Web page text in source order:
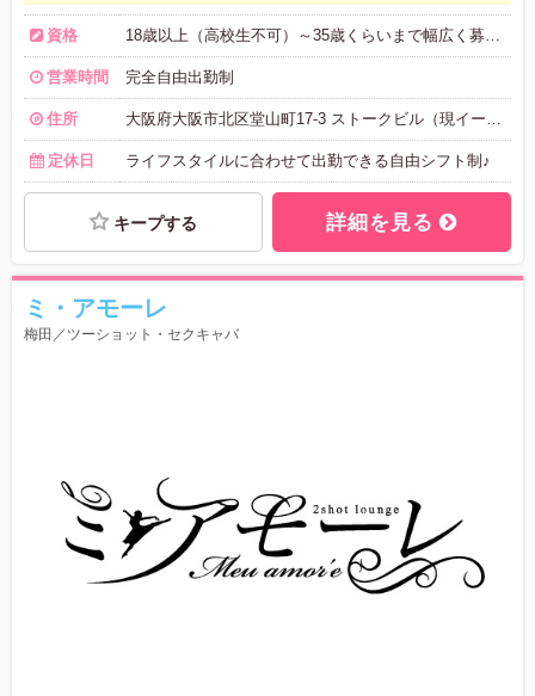
資格
営業時間 完全自由出勤制
住所
定休日 ライフスタイルに合わせて出勤できる自由シフト制♪
キープする 詳細を見る
ミ・アモーレ
梅田／ツーショット・セクキャバ